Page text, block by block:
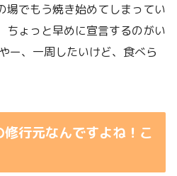
場でもう焼き始めてしまってい
ちょっと早めに宣言するのがい
ー、一周したいけど、食べら
行元なんですよね！こ